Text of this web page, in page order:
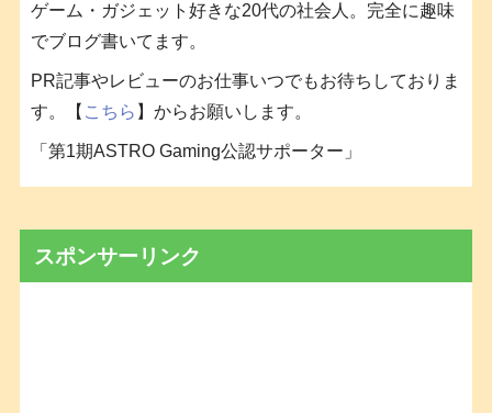
ゲーム・ガジェット好きな20代の社会人。完全に趣味
でブログ書いてます。
PR記事やレビューのお仕事いつでもお待ちしておりま
す。【 こちら 】からお願いします。
「第1期ASTRO Gaming公認サポーター」
スポンサーリンク